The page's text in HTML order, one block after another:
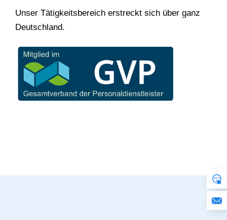
Unser Tätigkeitsbereich erstreckt sich über ganz
Deutschland.